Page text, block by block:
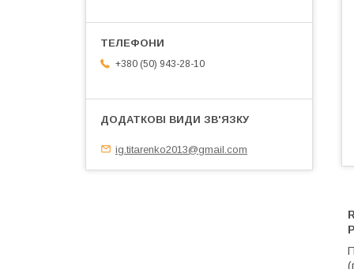
+380 (50) 943-28-10
ig.titarenko2013@gmail.com